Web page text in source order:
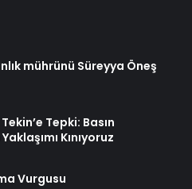
mührünü Süreyya Öneş
Tepki: Basın
Kınıyoruz
Vurgusu